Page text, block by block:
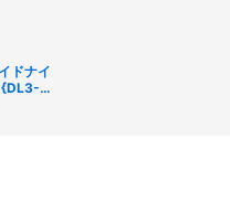
ドナイ
{DL3-
》